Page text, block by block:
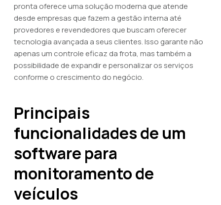
pronta oferece uma solução moderna que atende
desde empresas que fazem a gestão interna até
provedores e revendedores que buscam oferecer
tecnologia avançada a seus clientes. Isso garante não
apenas um controle eficaz da frota, mas também a
possibilidade de expandir e personalizar os serviços
conforme o crescimento do negócio.
Principais
funcionalidades de um
software para
monitoramento de
veículos